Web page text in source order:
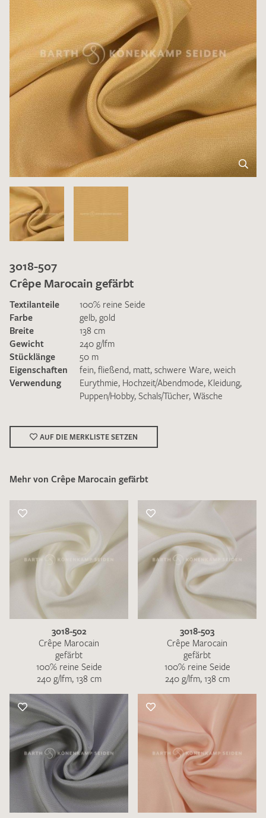
Ich bin damit einverstanden, dass meine angegebenen Daten
zur Beantwortung meiner Musteranfrage genutzt werden.
DieDatenschutzbestimmungenhabe ich zur Kenntnis
genommen und akzeptiere diese.
MUSTERANFRAGE SENDEN
3018-507
Crêpe Marocain gefärbt
Textilanteile
100% reine Seide
Farbe
gelb, gold
Breite
138 cm
Gewicht
240 g/lfm
Stücklänge
50 m
Eigenschaften
fein, fließend, matt, schwere Ware, weich
Verwendung
Eurythmie, Hochzeit/Abendmode, Kleidung,
Puppen/Hobby, Schals/Tücher, Wäsche
AUF DIE MERKLISTE SETZEN
Mehr von Crêpe Marocain gefärbt
3018-502
Crêpe Marocain
gefärbt
100% reine Seide
240 g/lfm, 138 cm
3018-503
Crêpe Marocain
gefärbt
100% reine Seide
240 g/lfm, 138 cm